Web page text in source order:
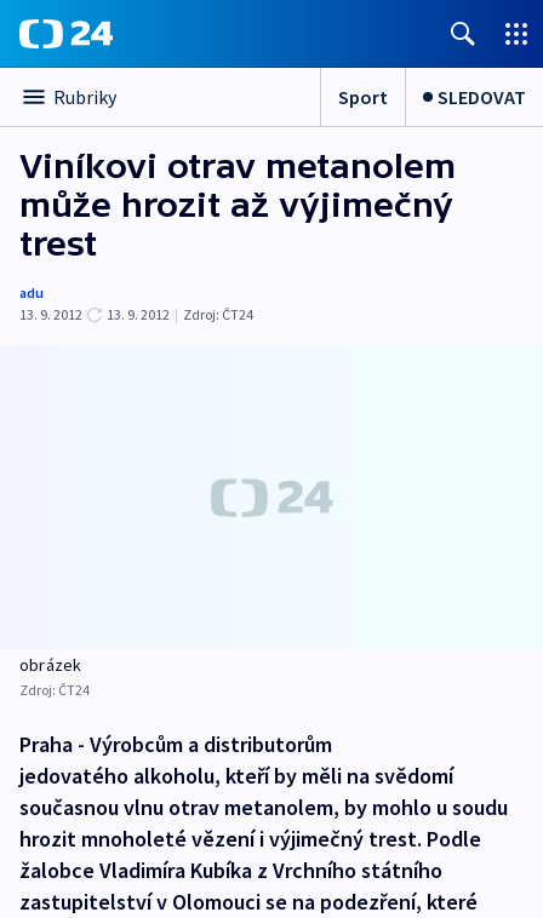
Rubriky Sport SLEDOVAT
Viníkovi otrav metanolem
může hrozit až výjimečný
trest
adu
13. 9. 2012
13. 9. 2012 | Zdroj: ČT24
obrázek
Zdroj: ČT24
Praha - Výrobcům a distributorům
jedovatého alkoholu, kteří by měli na svědomí
současnou vlnu otrav metanolem, by mohlo u soudu
hrozit mnoholeté vězení i výjimečný trest. Podle
žalobce Vladimíra Kubíka z Vrchního státního
zastupitelství v Olomouci se na podezření, které